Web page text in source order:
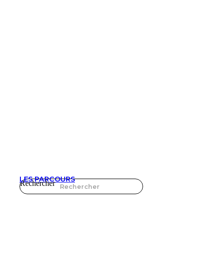
LES PARCOURS
Rechercher